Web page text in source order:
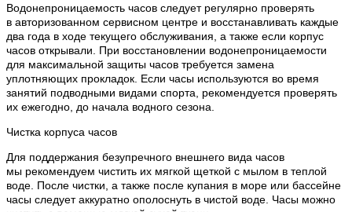
Водонепроницаемость часов следует регулярно проверять
в авторизованном сервисном центре и восстанавливать каждые
два года в ходе текущего обслуживания, а также если корпус
часов открывали. При восстановлении водонепроницаемости
для максимальной защиты часов требуется замена
уплотняющих прокладок. Если часы используются во время
занятий подводными видами спорта, рекомендуется проверять
их ежегодно, до начала водного сезона.
Чистка корпуса часов
Для поддержания безупречного внешнего вида часов
мы рекомендуем чистить их мягкой щеткой с мылом в теплой
воде. После чистки, а также после купания в море или бассейне
часы следует аккуратно ополоснуть в чистой воде. Часы можно